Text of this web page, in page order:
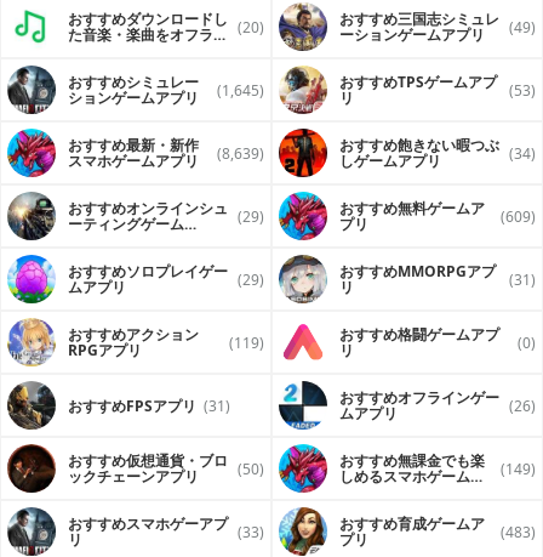
おすすめダウンロードし
た音楽・楽曲をオフライ (20) おすすめ三国志シミュレ
ーションゲームアプリ (49)
おすすめシミュレー
ションゲームアプリ (1,645) おすすめTPSゲームアプ
リ (53)
おすすめ最新・新作
スマホゲームアプリ (8,639) おすすめ飽きない暇つぶ
しゲームアプリ (34)
おすすめオンラインシュ
ーティングゲーム (29) おすすめ無料ゲームア
プリ (609)
おすすめソロプレイゲー
ムアプリ (29) おすすめ MMORPGアプ
リ (31)
おすすめアクション
RPGアプリ (119) おすすめ格闘ゲームアプ
リ (0)
おすすめFPSアプリ (31) おすすめオフラインゲー
ムアプリ (26)
おすすめ仮想通貨・ブロ
ックチェーンアプリ (50) おすすめ無課金でも楽
しめるスマホゲームア (149)
おすすめスマホゲーアプ
リ (33) おすすめ育成ゲームア
プリ (483)